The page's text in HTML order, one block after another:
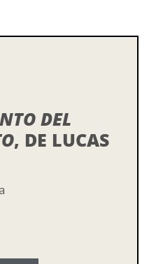
DEL
, DE LUCAS